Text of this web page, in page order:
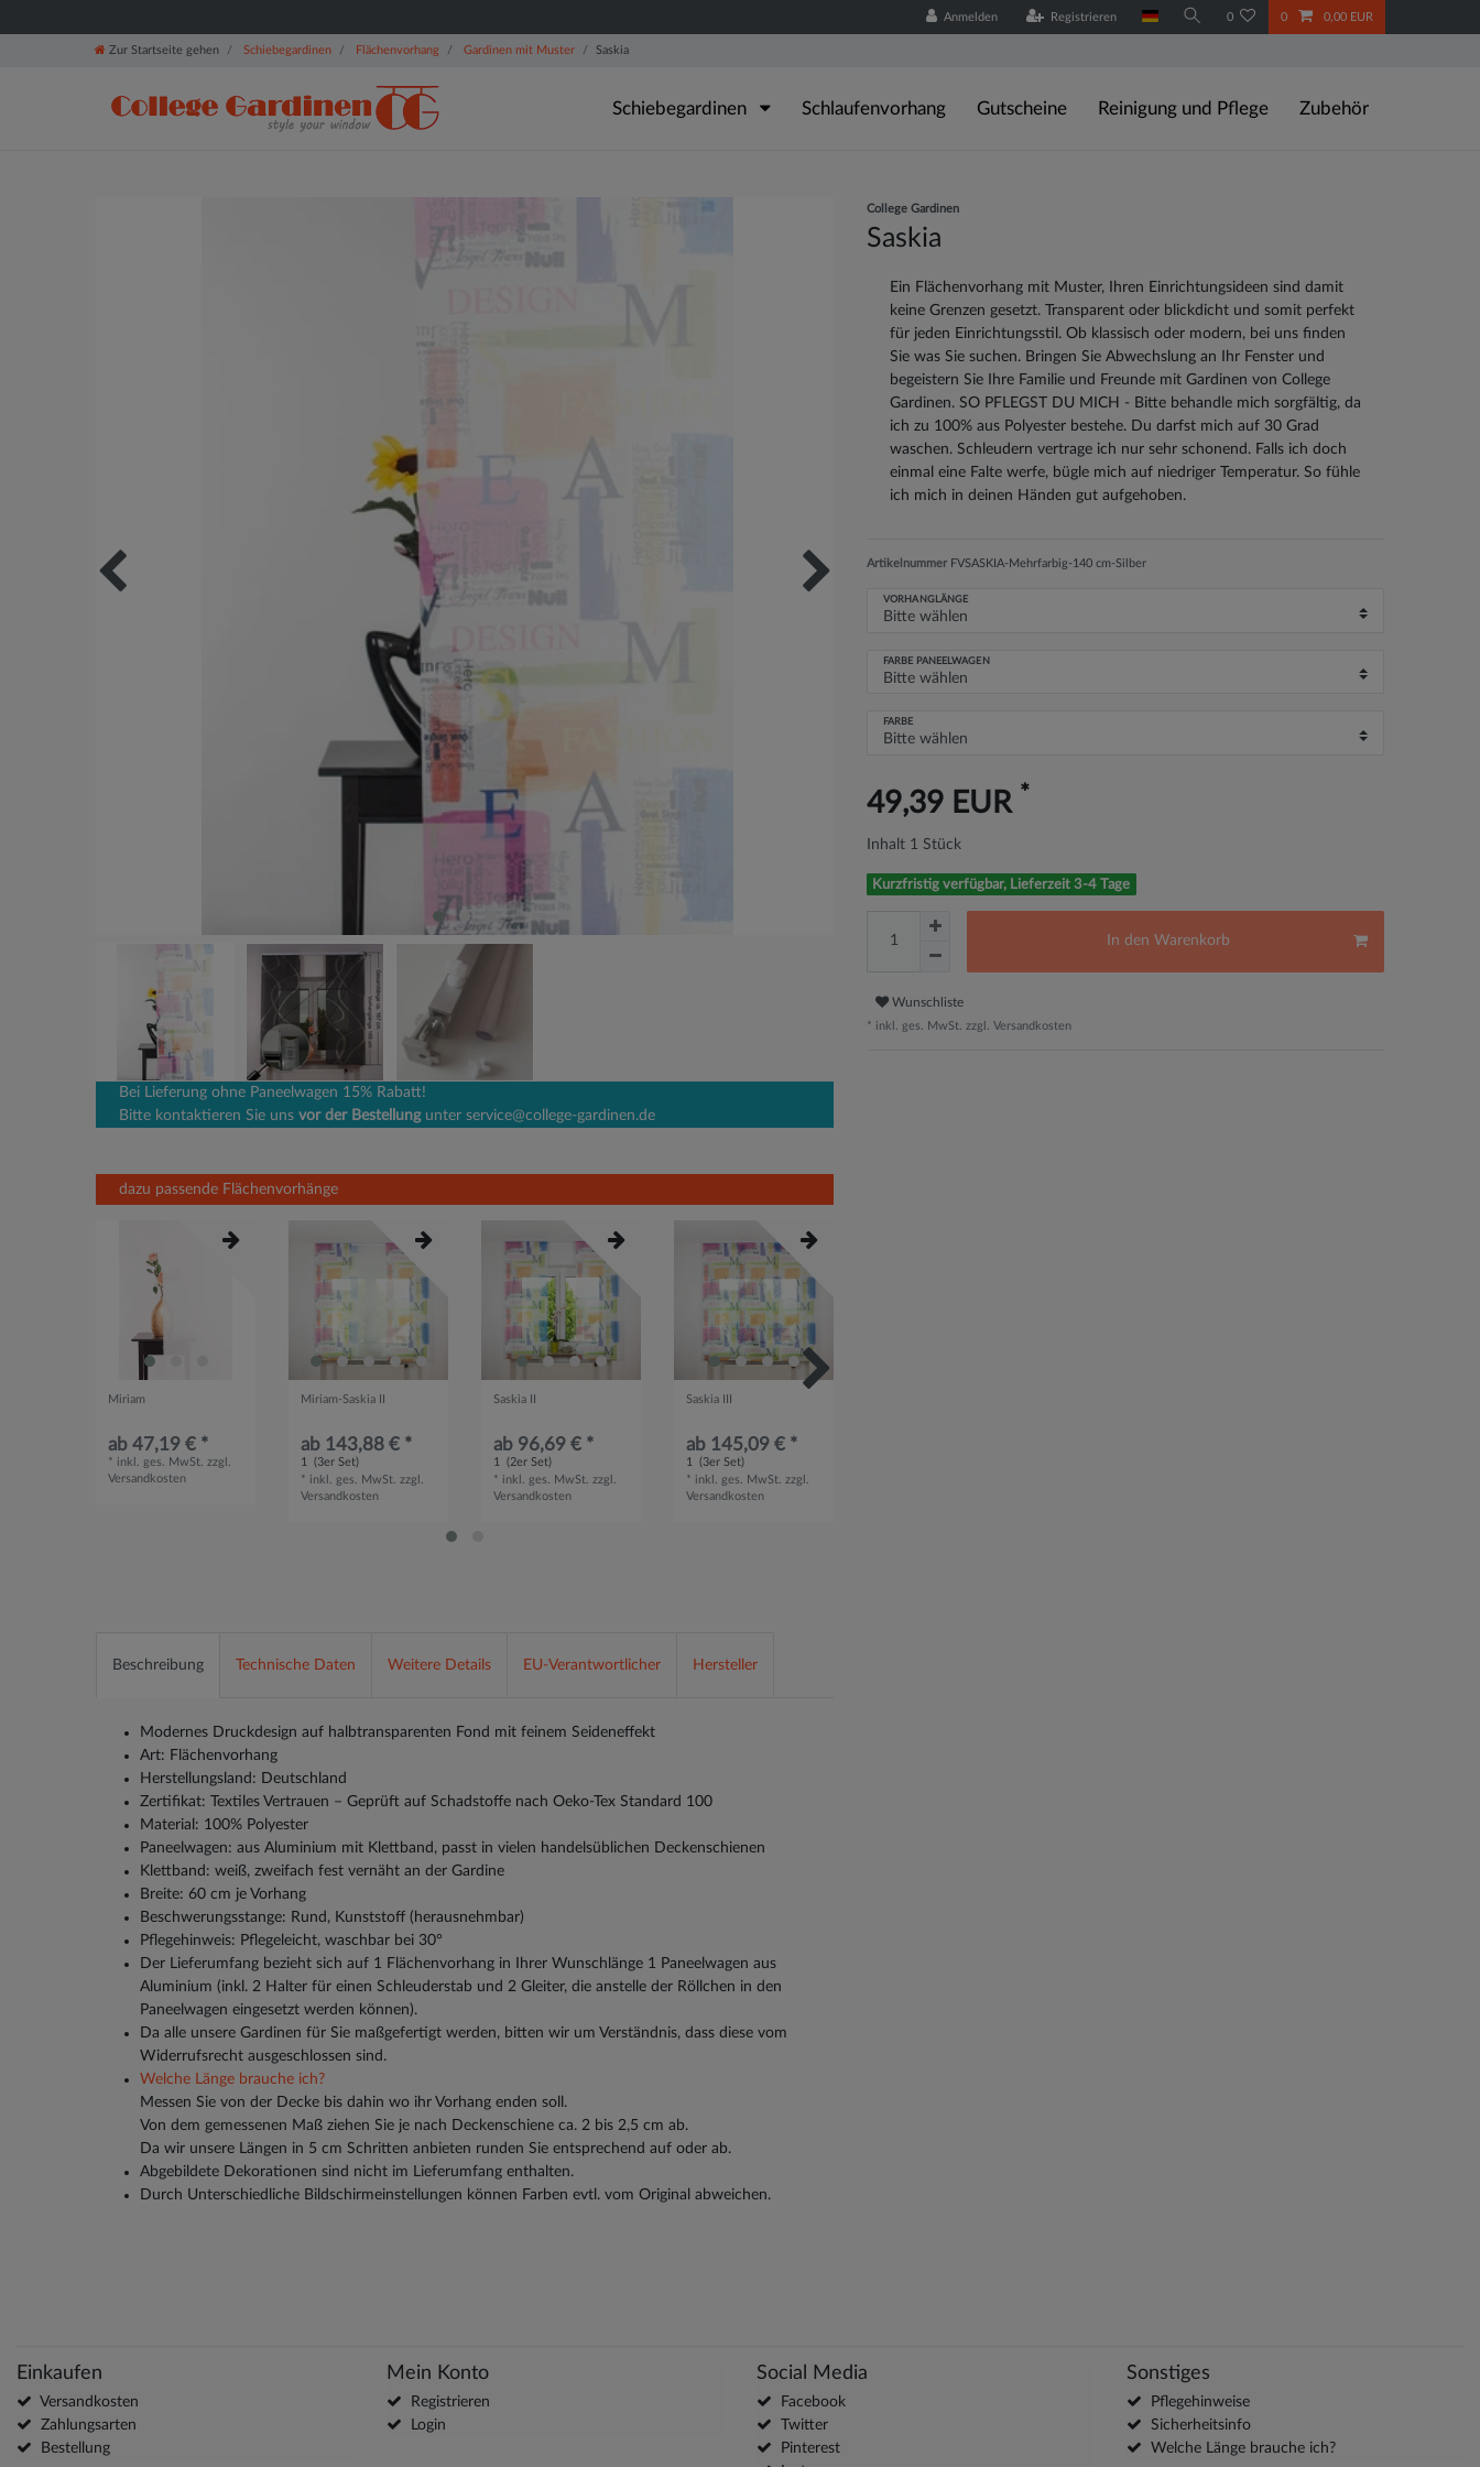
Anmelden Registrieren 0 0 0,00 EUR
Zur Startseite gehen Schiebegardinen Flächenvorhang Gardinen mit Muster Saskia
Schiebegardinen Schlaufenvorhang Gutscheine Reinigung und Pflege Zubehör
Bei Lieferung ohne Paneelwagen 15% Rabatt!
Bitte kontaktieren Sie uns vor der Bestellungunter service@college-gardinen.de
dazu passende Flächenvorhänge
Miriam
ab 47,19 € *
* inkl. ges. MwSt.
zzgl.
Versandkosten
Miriam-Saskia II
ab 143,88 € *
1
(3er Set)
* inkl. ges. MwSt.
zzgl.
Versandkosten
Saskia II
ab 96,69 € *
1
(2er Set)
* inkl. ges. MwSt.
zzgl.
Versandkosten
Saskia III
ab 145,09 € *
1
(3er Set)
* inkl. ges. MwSt.
zzgl.
Versandkosten
College Gardinen
Saskia
Ein Flächenvorhang mit Muster, Ihren Einrichtungsideen sind damit
keine Grenzen gesetzt. Transparent oder blickdicht und somit perfekt
für jeden Einrichtungsstil. Ob klassisch oder modern, bei uns finden
Sie was Sie suchen. Bringen Sie Abwechslung an Ihr Fenster und
begeistern Sie Ihre Familie und Freunde mit Gardinen von College
Gardinen. SO PFLEGST DU MICH - Bitte behandle mich sorgfältig, da
ich zu 100% aus Polyester bestehe. Du darfst mich auf 30 Grad
waschen. Schleudern vertrage ich nur sehr schonend. Falls ich doch
einmal eine Falte werfe, bügle mich auf niedriger Temperatur. So fühle
ich mich in deinen Händen gut aufgehoben.
Artikelnummer FVSASKIA-Mehrfarbig-140 cm-Silber
VORHANGLÄNGE
FARBE PANEELWAGEN
FARBE
49,39 EUR *
Inhalt 1 Stück
Kurzfristig verfügbar, Lieferzeit 3-4 Tage
In den Warenkorb
Wunschliste
* inkl. ges. MwSt. zzgl. Versandkosten
Beschreibung Technische Daten Weitere Details EU-Verantwortlicher Hersteller
Modernes Druckdesign auf halbtransparenten Fond mit feinem Seideneffekt
Art: Flächenvorhang
Herstellungsland: Deutschland
Zertifikat: Textiles Vertrauen – Geprüft auf Schadstoffe nach Oeko-Tex Standard 100
Material: 100% Polyester
Paneelwagen: aus Aluminium mit Klettband, passt in vielen handelsüblichen Deckenschienen
Klettband: weiß, zweifach fest vernäht an der Gardine
Breite: 60 cm je Vorhang
Beschwerungsstange: Rund, Kunststoff (herausnehmbar)
Pflegehinweis: Pflegeleicht, waschbar bei 30°
Der Lieferumfang bezieht sich auf 1 Flächenvorhang in Ihrer Wunschlänge 1 Paneelwagen aus
Aluminium (inkl. 2 Halter für einen Schleuderstab und 2 Gleiter, die anstelle der Röllchen in den
Paneelwagen eingesetzt werden können).
Da alle unsere Gardinen für Sie maßgefertigt werden, bitten wir um Verständnis, dass diese vom
Widerrufsrecht ausgeschlossen sind.
Welche Länge brauche ich?
Messen Sie von der Decke bis dahin wo ihr Vorhang enden soll.
Von dem gemessenen Maß ziehen Sie je nach Deckenschiene ca. 2 bis 2,5 cm ab.
Da wir unsere Längen in 5 cm Schritten anbieten runden Sie entsprechend auf oder ab.
Abgebildete Dekorationen sind nicht im Lieferumfang enthalten.
Durch Unterschiedliche Bildschirmeinstellungen können Farben evtl. vom Original abweichen.
Einkaufen
Versandkosten
Zahlungsarten
Bestellung
Mein Konto
Registrieren
Login
Social Media
Facebook
Twitter
Pinterest
Sonstiges
Pflegehinweise
Sicherheitsinfo
Welche Länge brauche ich?